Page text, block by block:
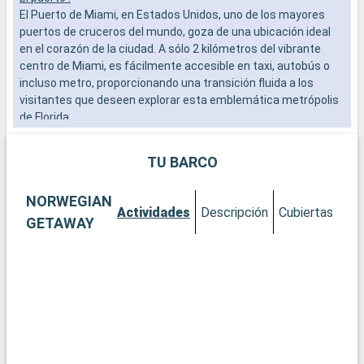
El Puerto de Miami, en Estados Unidos, uno de los mayores
puertos de cruceros del mundo, goza de una ubicación ideal
en el corazón de la ciudad. A sólo 2 kilómetros del vibrante
centro de Miami, es fácilmente accesible en taxi, autobús o
incluso metro, proporcionando una transición fluida a los
visitantes que deseen explorar esta emblemática metrópolis
de Florida.
Miami es una exuberante mezcla de cultura, arte y playas.
famosos murales y galerías de arte vanguardista. El histórico
distrito Art Decó de South Beach le transportará a los años 30
con sus coloridos edificios y su ambiente vintage. Para una
TU BARCO
NORWEGIAN
GETAWAY
Actividades Descripción Cubiertas